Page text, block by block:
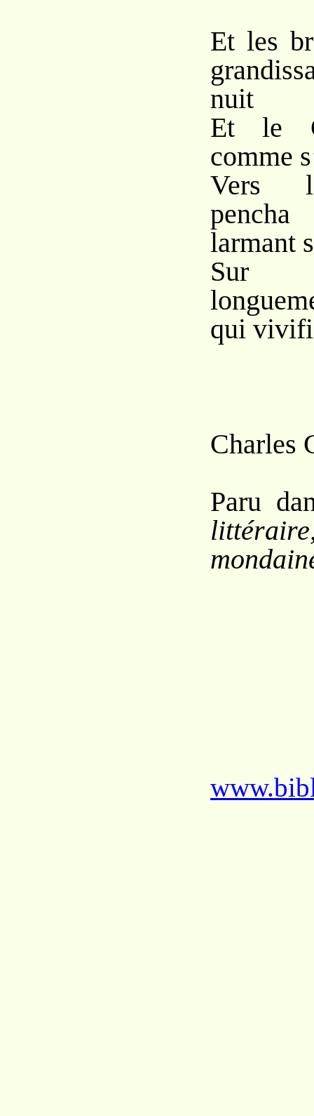
Et les
nuit
Et le
comme
Vers
larmant
Sur
qui
Charles
Paru